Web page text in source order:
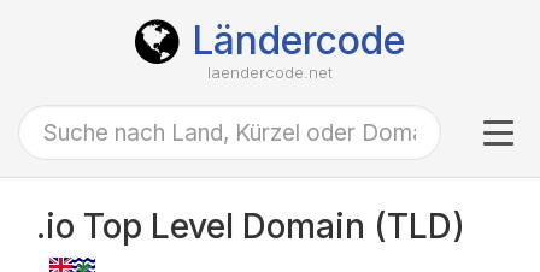
Ländercode
laendercode.net
.io Top Level Domain (TLD)